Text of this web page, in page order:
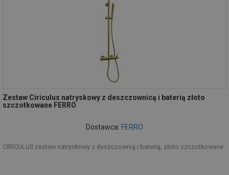
Zestaw Ciriculus natryskowy z deszczownicą i baterią złoto
szczotkowane FERRO
Dostawca: FERRO
CIRICULUS zestaw natryskowy z deszczownią i baterią, złoto szczotkowane